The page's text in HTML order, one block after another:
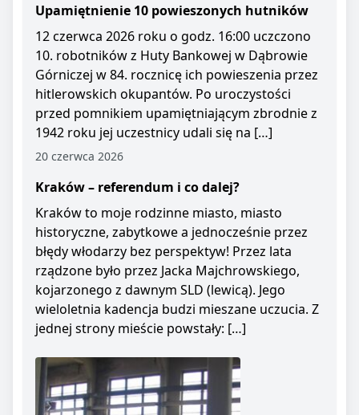
Upamiętnienie 10 powieszonych hutników
12 czerwca 2026 roku o godz. 16:00 uczczono
10. robotników z Huty Bankowej w Dąbrowie
Górniczej w 84. rocznicę ich powieszenia przez
hitlerowskich okupantów. Po uroczystości
przed pomnikiem upamiętniającym zbrodnie z
1942 roku jej uczestnicy udali się na […]
20 czerwca 2026
Kraków – referendum i co dalej?
Kraków to moje rodzinne miasto, miasto
historyczne, zabytkowe a jednocześnie przez
błędy włodarzy bez perspektyw! Przez lata
rządzone było przez Jacka Majchrowskiego,
kojarzonego z dawnym SLD (lewicą). Jego
wieloletnia kadencja budzi mieszane uczucia. Z
jednej strony mieście powstały: […]